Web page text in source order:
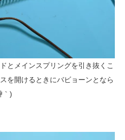
とメインスプリングを引き抜くこ
を開けるときにバビョーンとなら
｀)